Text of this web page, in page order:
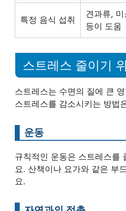
특정 음식 섭취
견과류,
등이 도움
스트레스 줄이기
스트레스는 수면의 질에 큰
스트레스를 감소시키는 방법
운동
규칙적인 운동은 스트레스를
요. 산책이나 요가와 같은 부
요.